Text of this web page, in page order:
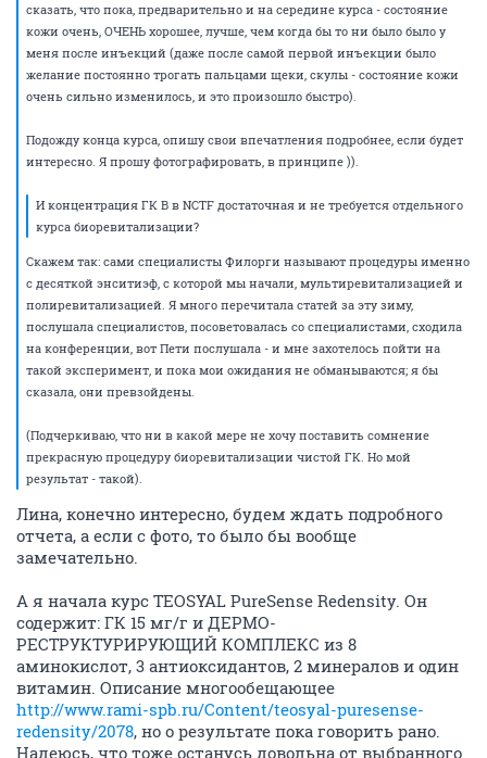
сказать, что пока, предварительно и на середине курса - состояние
кожи очень, ОЧЕНЬ хорошее, лучше, чем когда бы то ни было было у
меня после инъекций (даже после самой первой инъекции было
желание постоянно трогать пальцами щеки, скулы - состояние кожи
очень сильно изменилось, и это произошло быстро).
Подожду конца курса, опишу свои впечатления подробнее, если будет
интересно. Я прошу фотографировать, в принципе )).
И концентрация ГК В в NCTF достаточная и не требуется отдельного
курса биоревитализации?
Скажем так: сами специалисты Филорги называют процедуры именно
с десяткой энситиэф, с которой мы начали, мультиревитализацией и
полиревитализацией. Я много перечитала статей за эту зиму,
послушала специалистов, посоветовалась со специалистами, сходила
на конференции, вот Пети послушала - и мне захотелось пойти на
такой эксперимент, и пока мои ожидания не обманываются; я бы
сказала, они превзойдены.
(Подчеркиваю, что ни в какой мере не хочу поставить сомнение
прекрасную процедуру биоревитализации чистой ГК. Но мой
результат - такой).
Лина, конечно интересно, будем ждать подробного
отчета, а если с фото, то было бы вообще
замечательно.
А я начала курс TEOSYAL PureSense Redensity. Он
содержит: ГК 15 мг/г и ДЕРМО-
РЕСТРУКТУРИРУЮЩИЙ КОМПЛЕКС из 8
аминокислот, 3 антиоксидантов, 2 минералов и один
витамин. Описание многообещающее
http://www.rami-spb.ru/Content/teosyal-puresense-
redensity/2078, но о результате пока говорить рано.
Надеюсь, что тоже останусь довольна от выбранного